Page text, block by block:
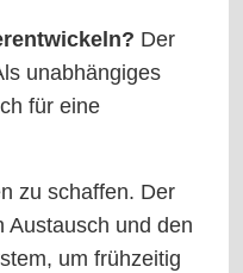
Der
unabhängiges
für eine
zu schaffen. Der
Austausch und den
um frühzeitig